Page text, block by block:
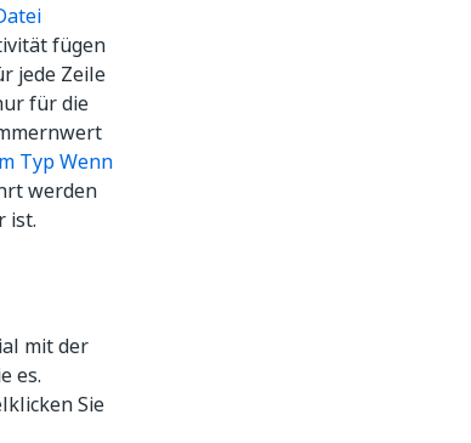
fügen
jede Zeile
für die
Typ Wenn
werden
ist.
mit der
es.
Sie